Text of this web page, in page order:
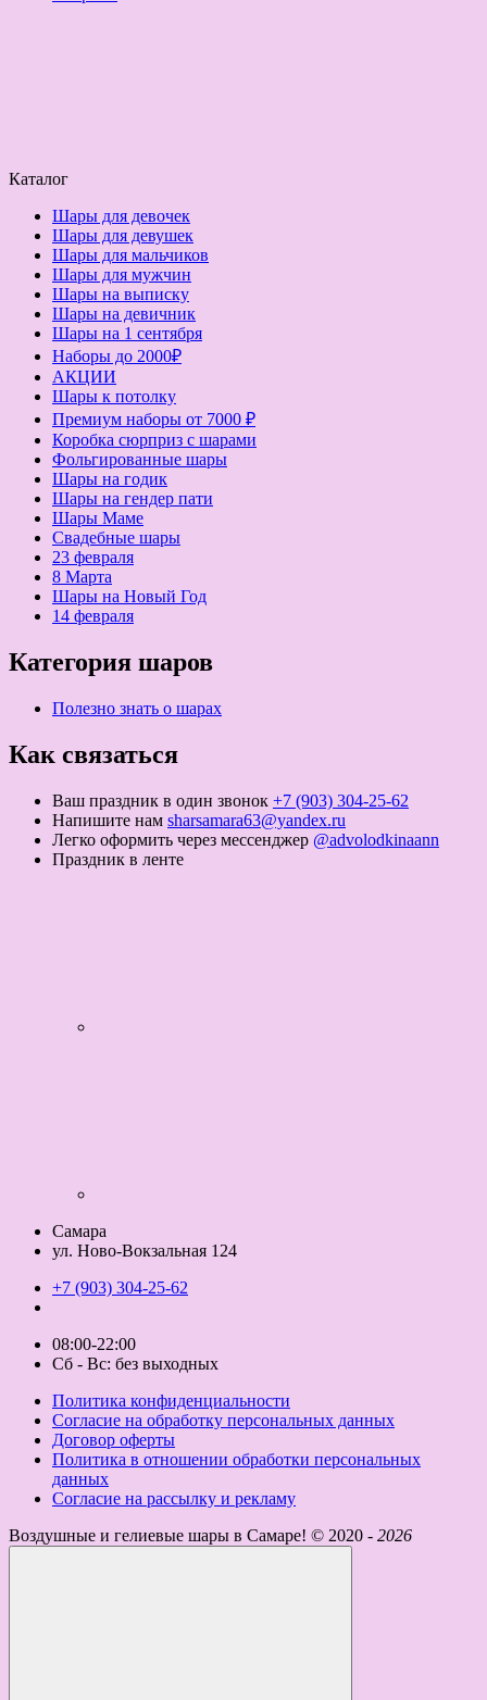
Каталог
Шары для девочек
Шары для девушек
Шары для мальчиков
Шары для мужчин
Шары на выписку
Шары на девичник
Шары на 1 сентября
Наборы до 2000₽
АКЦИИ
Шары к потолку
Премиум наборы от 7000 ₽
Коробка сюрприз с шарами
Фольгированные шары
Шары на годик
Шары на гендер пати
Шары Маме
Свадебные шары
23 февраля
8 Марта
Шары на Новый Год
14 февраля
Категория шаров
Полезно знать о шарах
Как связаться
Ваш праздник в один звонок +7 (903) 304-25-62
Напишите нам sharsamara63@yandex.ru
Легко оформить через мессенджер @advolodkinaann
Праздник в ленте
Самара
ул. Ново-Вокзальная 124
+7 (903) 304-25-62
08:00-22:00
Сб - Вс: без выходных
Политика конфиденциальности
Согласие на обработку персональных данных
Договор оферты
Политика в отношении обработки персональных
данных
Согласие на рассылку и рекламу
Воздушные и гелиевые шары в Самаре! © 2020 - 2026